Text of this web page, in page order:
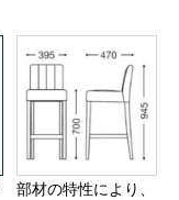
部材の特性により、